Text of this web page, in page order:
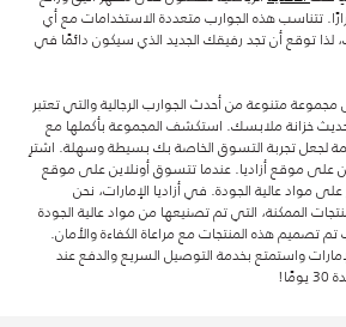
تتناسب هذه الجوارب متعددة الاستخدامات مع أي
توقع أن تجد رفيقك الجديد الذي سيكون دائمًا في
متنوعة من أحدث الجوارب الرجالية والتي تعتبر
خزانة ملابسك. استكشف المجموعة بأكملها مع
لجعل تجربة التسوق الخاصة بك بسيطة وسهلة. اشترِ
على موقع أزاديا. عندما تتسوق أونلاين على موقع
مواد عالية الجودة. في أزاديا الإمارات، نحن
الممكنة، التي تم تصنيعها من مواد عالية الجودة
تم تصميم هذه المنتجات مع مراعاة الكفاءة والأمان.
واستمتع بخدمة التوصيل السريع والدفع عند